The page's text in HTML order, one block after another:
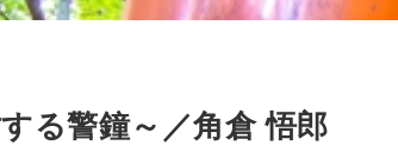
る警鐘～／角倉 悟郎